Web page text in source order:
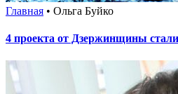
Главная • Ольга Буйко
4 проекта от Дзержинщины стали